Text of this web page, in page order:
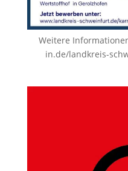
Weitere
in.de/landkreis-